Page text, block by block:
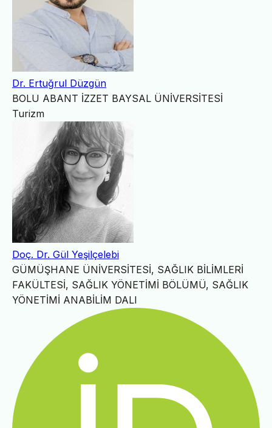
Dr. Ertuğrul Düzgün
BOLU ABANT İZZET BAYSAL ÜNİVERSİTESİ
Turizm
Doç. Dr. Gül Yeşilçelebi
GÜMÜŞHANE ÜNİVERSİTESİ, SAĞLIK BİLİMLERİ
FAKÜLTESİ, SAĞLIK YÖNETİMİ BÖLÜMÜ, SAĞLIK
YÖNETİMİ ANABİLİM DALI